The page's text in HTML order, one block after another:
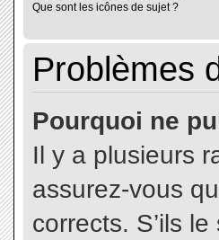
Que sont les icônes de sujet ?
Problèmes
Pourquoi ne
Il y a plusieurs
assurez-vous
corrects. S’ils